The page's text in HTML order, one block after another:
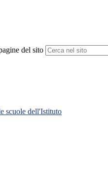
del sito
scuole dell'Istituto